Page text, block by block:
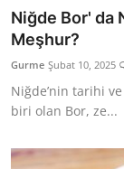
Niğde Bor' da
Meşhur?
Gurme Şubat 10, 2025
Niğde’nin tarihi
biri olan Bor, ze...